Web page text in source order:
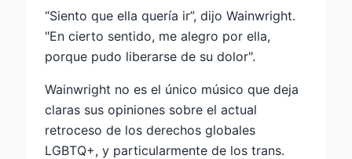
“Siento que ella quería ir”, dijo Wainwright.
"En cierto sentido, me alegro por ella,
porque pudo liberarse de su dolor".
Wainwright no es el único músico que deja
claras sus opiniones sobre el actual
retroceso de los derechos globales
LGBTQ+, y particularmente de los trans.